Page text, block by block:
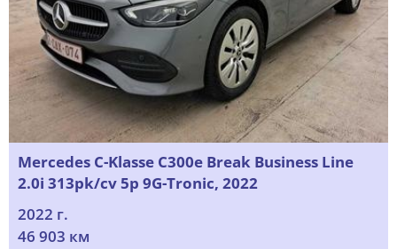
Mercedes C-Klasse C300e Break Business Line
2.0i 313pk/cv 5p 9G-Tronic, 2022
2022 г.
46 903 км